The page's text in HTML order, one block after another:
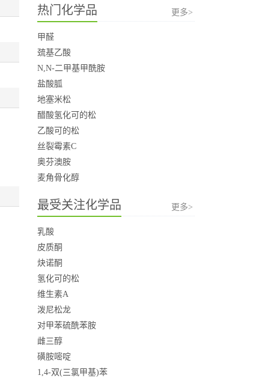
热门化学品 更多>
甲醛
巯基乙酸
N,N-二甲基甲酰胺
盐酸胍
地塞米松
醋酸氢化可的松
乙酸可的松
丝裂霉素C
奥芬澳胺
麦角骨化醇
最受关注化学品 更多>
乳酸
皮质酮
炔诺酮
氢化可的松
维生素A
泼尼松龙
对甲苯硫酰苯胺
雌三醇
磺胺嘧啶
1,4-双(三氯甲基)苯